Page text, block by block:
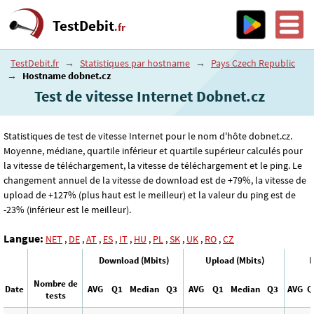
TestDebit.fr
TestDebit.fr → Statistiques par hostname →
Pays Czech Republic
→
Hostname dobnet.cz
Test de vitesse Internet Dobnet.cz
Statistiques de test de vitesse Internet pour le nom d'hôte dobnet.cz.
Moyenne, médiane, quartile inférieur et quartile supérieur calculés pour
la vitesse de téléchargement, la vitesse de téléchargement et le ping. Le
changement annuel de la vitesse de download est de +79%, la vitesse de
upload de +127% (plus haut est le meilleur) et la valeur du ping est de
-23% (inférieur est le meilleur).
Langue: NET , DE ,AT , ES , IT , HU , PL ,SK , UK , RO ,CZ
Download (Mbits) Upload (Mbits)
Date
Nombre de
tests
AVG Q1 Median Q3 AVG Q1 Median Q3 AVG